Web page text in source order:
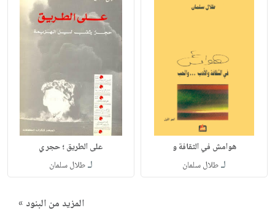
هوامش في الثقافة و
لـطلال سلمان
على الطريق ؛ حجر ي
لـطلال سلمان
المزيد من البنود »